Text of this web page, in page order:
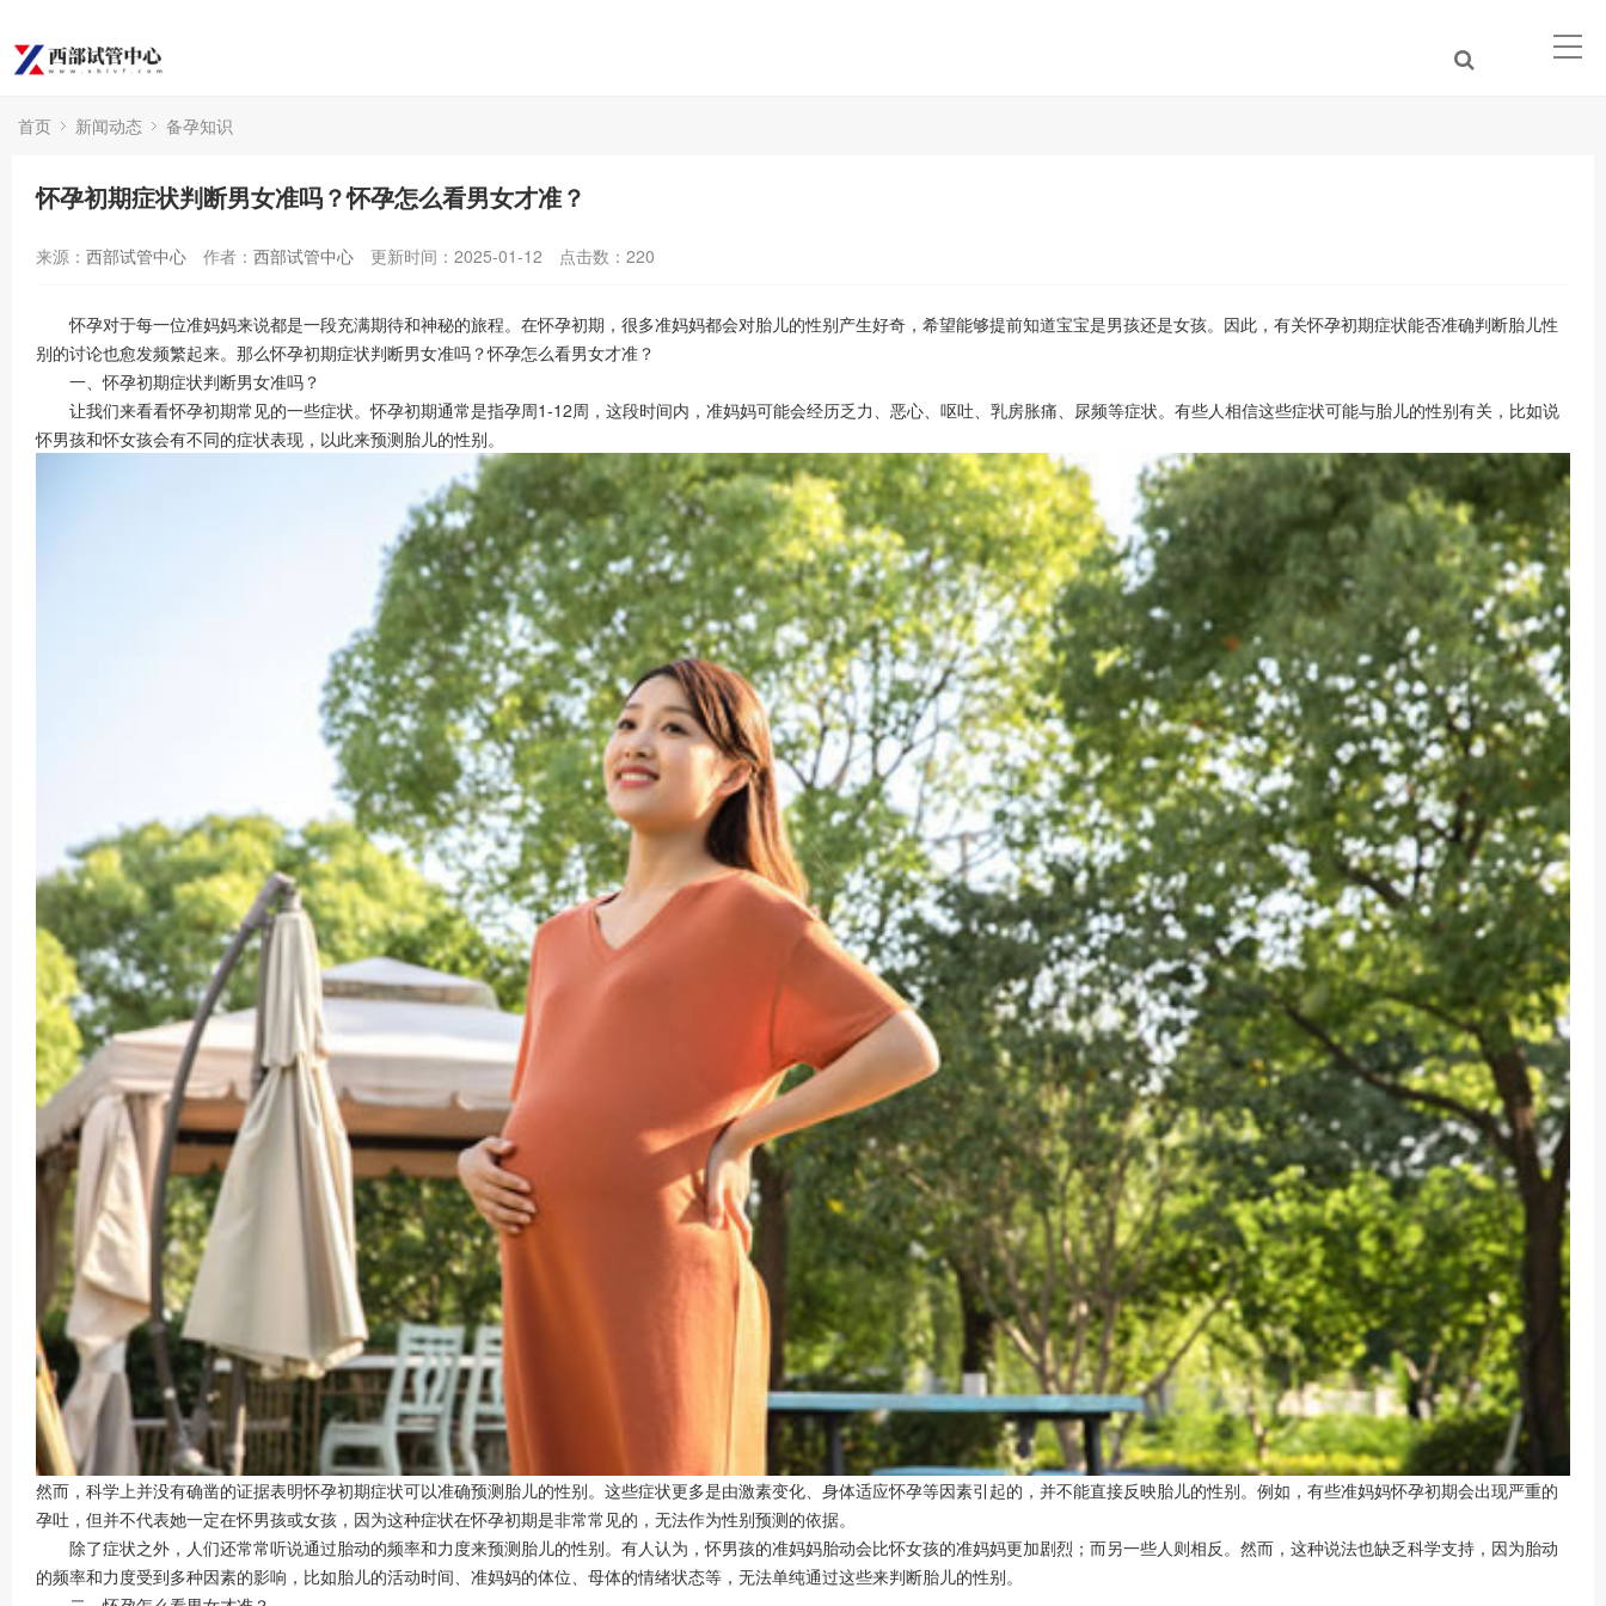
首页 新闻动态 备孕知识
怀孕初期症状判断男女准吗？怀孕怎么看男女才准？
来源： 西部试管中心 作者： 西部试管中心 更新时间：2025-01-12 点击数： 220
怀孕对于每一位准妈妈来说都是一段充满期待和神秘的旅程。在怀孕初期，很多准妈妈都会对胎儿的性别产生好奇，希望能够提前知道宝宝是男孩还是女孩。因此，有关怀孕初期症状能否准确判断胎儿性
别的讨论也愈发频繁起来。那么怀孕初期症状判断男女准吗？怀孕怎么看男女才准？
一、怀孕初期症状判断男女准吗？
让我们来看看怀孕初期常见的一些症状。怀孕初期通常是指孕周1-12周，这段时间内，准妈妈可能会经历乏力、恶心、呕吐、乳房胀痛、尿频等症状。有些人相信这些症状可能与胎儿的性别有关，比如说
怀男孩和怀女孩会有不同的症状表现，以此来预测胎儿的性别。
然而，科学上并没有确凿的证据表明怀孕初期症状可以准确预测胎儿的性别。这些症状更多是由激素变化、身体适应怀孕等因素引起的，并不能直接反映胎儿的性别。例如，有些准妈妈怀孕初期会出现严重的
孕吐，但并不代表她一定在怀男孩或女孩，因为这种症状在怀孕初期是非常常见的，无法作为性别预测的依据。
除了症状之外，人们还常常听说通过胎动的频率和力度来预测胎儿的性别。有人认为，怀男孩的准妈妈胎动会比怀女孩的准妈妈更加剧烈；而另一些人则相反。然而，这种说法也缺乏科学支持，因为胎动
的频率和力度受到多种因素的影响，比如胎儿的活动时间、准妈妈的体位、母体的情绪状态等，无法单纯通过这些来判断胎儿的性别。